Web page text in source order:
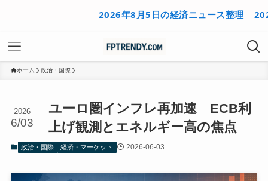
2026年8月5日の経済ニュース整理 2026年8
ホーム 政治・国際
ユーロ圏インフレ再加速 ECB利
上げ観測とエネルギー高の焦点
2026
6/03
政治・国際 経済・マーケット 2026-06-03